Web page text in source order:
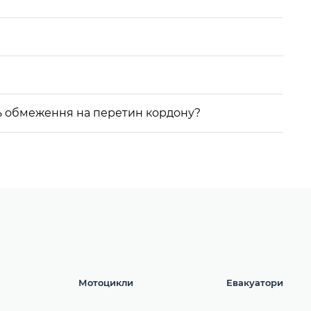
обмеження на перетин кордону?
Мотоцикли Евакуатори